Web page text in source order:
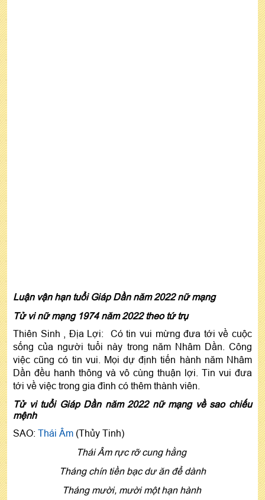
Luận vận hạn tuổi Giáp Dần năm 2022 nữ mạng
Tử vi nữ mạng 1974 năm 2022 theo tứ trụ
Thiên Sinh , Địa Lợi: Có tin vui mừng đưa tới về cuộc
sống của người tuổi này trong năm Nhâm Dần. Công
việc cũng có tin vui. Mọi dự định tiến hành năm Nhâm
Dần đều hanh thông và vô cùng thuận lợi. Tin vui đưa
tới về việc trong gia đình có thêm thành viên.
Tử vi tuổi Giáp Dần năm 2022 nữ mạng về sao chiếu
mệnh
SAO: Thái Âm (Thủy Tinh)
Thái Âm rực rỡ cung hằng
Tháng chín tiền bạc dư ăn để dành
Tháng mười, mười một hạn hành